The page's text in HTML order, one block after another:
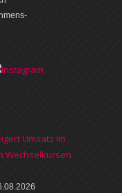
Umsatz im
Wechselkursen